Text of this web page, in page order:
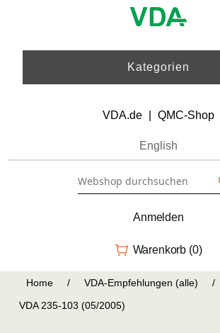
Kategorien
VDA.de QMC-Shop
English
Anmelden
Warenkorb (0)
Home / VDA-Empfehlungen (alle) /
VDA 235-103 (05/2005)